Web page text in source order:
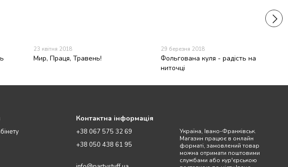
23 квітня 2018
Мир, Праця, Травень!
29 березня 2018
Фольгована куля - радість на
ниточці
Контактна інформація
+38 067 575 32 69
+38 050 438 61 95
Україна, Івано-Франківськ.
Магазин працює в онлайн
форматі, замовлений товар
можна отримати поштовими
службами або кур'єрською